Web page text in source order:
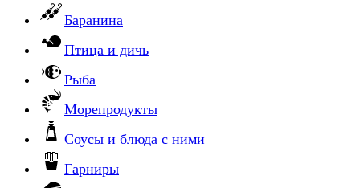
Баранина
Птица и дичь
Рыба
Морепродукты
Соусы и блюда с ними
Гарниры